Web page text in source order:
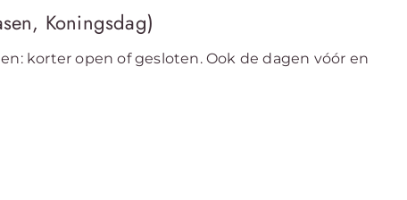
Koningsdag)
korter open of gesloten. Ook de dagen vóór en